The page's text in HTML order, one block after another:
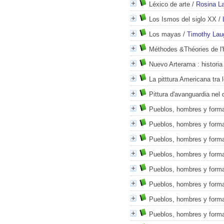
Léxico de arte / Rosina
Los Ismos del siglo XX /
Los mayas / Timothy
Méthodes &Théories de
Nuevo Arterama: historia
La pitttura Americana tra
Pittura d'avanguardia nel
Pueblos, hombres y
Pueblos, hombres y
Pueblos, hombres y
Pueblos, hombres y
Pueblos, hombres y
Pueblos, hombres y
Pueblos, hombres y
Pueblos, hombres y